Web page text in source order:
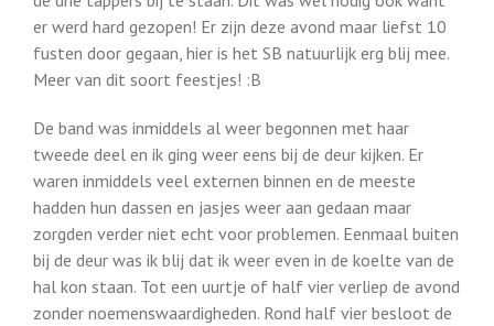
er werd hard gezopen! Er zijn deze avond maar liefst 10
fusten door gegaan, hier is het SB natuurlijk erg blij mee.
Meer van dit soort feestjes! :B
De band was inmiddels al weer begonnen met haar
tweede deel en ik ging weer eens bij de deur kijken. Er
waren inmiddels veel externen binnen en de meeste
hadden hun dassen en jasjes weer aan gedaan maar
zorgden verder niet echt voor problemen. Eenmaal buiten
bij de deur was ik blij dat ik weer even in de koelte van de
hal kon staan. Tot een uurtje of half vier verliep de avond
zonder noemenswaardigheden. Rond half vier besloot de